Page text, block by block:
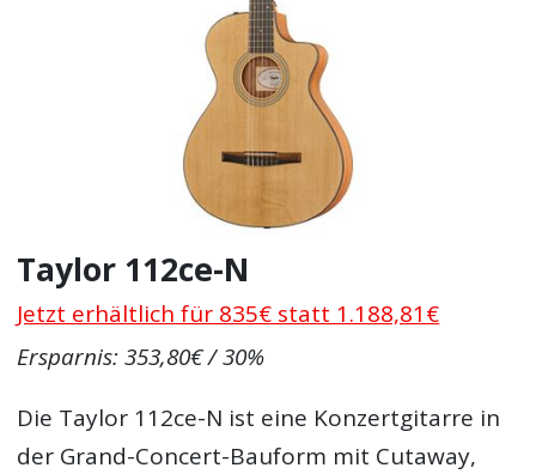
Taylor 112ce-N
Jetzt erhältlich für 835€ statt 1.188,81€
Ersparnis: 353,80€ / 30%
Die Taylor 112ce-N ist eine Konzertgitarre in
der Grand-Concert-Bauform mit Cutaway,